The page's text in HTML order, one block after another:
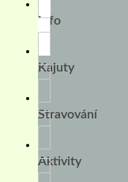
Info
Kajuty
Stravování
Aktivity